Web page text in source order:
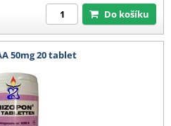
Do košíku
50mg 20 tablet